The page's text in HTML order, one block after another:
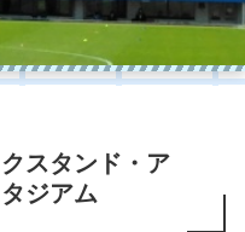
スタンド・ア
ジアム